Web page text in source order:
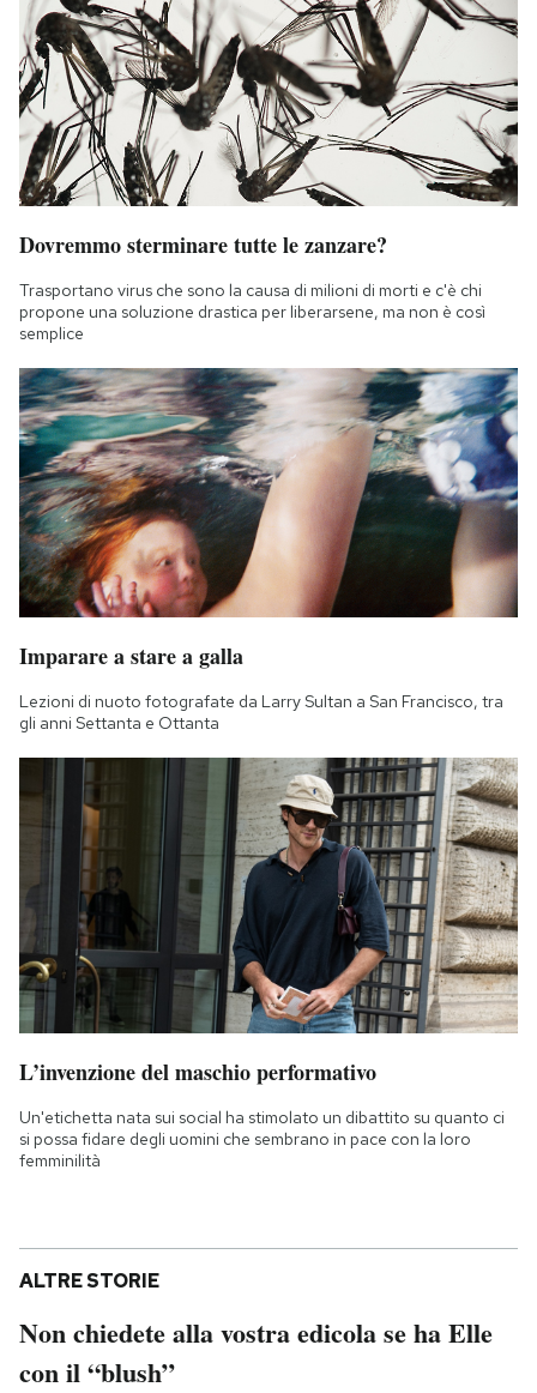
Dovremmo sterminare tutte le zanzare?
Trasportano virus che sono la causa di milioni di morti e c'è chi
propone una soluzione drastica per liberarsene, ma non è così
semplice
Imparare a stare a galla
Lezioni di nuoto fotografate da Larry Sultan a San Francisco, tra
gli anni Settanta e Ottanta
L’invenzione del maschio performativo
Un'etichetta nata sui social ha stimolato un dibattito su quanto ci
si possa fidare degli uomini che sembrano in pace con la loro
femminilità
ALTRE STORIE
Non chiedete alla vostra edicola se ha Elle
con il “blush”